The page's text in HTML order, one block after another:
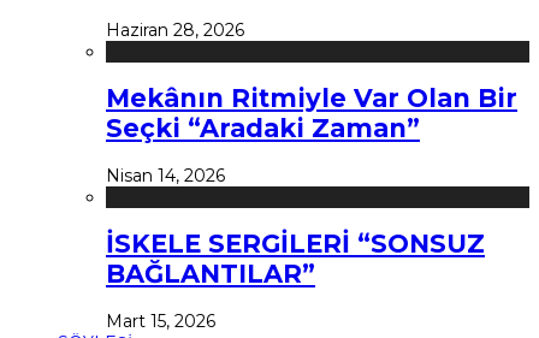
Haziran 28, 2026
Mekânın Ritmiyle Var Olan Bir
Seçki “Aradaki Zaman”
Nisan 14, 2026
İSKELE SERGİLERİ “SONSUZ
BAĞLANTILAR”
Mart 15, 2026